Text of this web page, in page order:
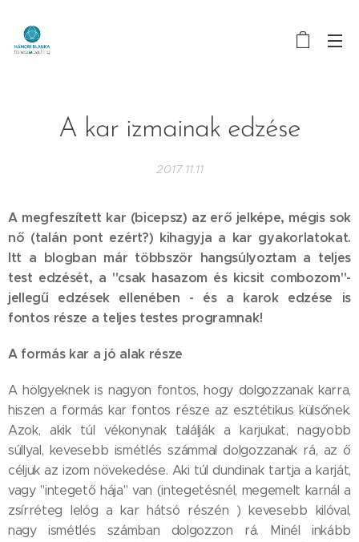
A kar izmainak edzése
2017.11.11
A megfeszített kar (bicepsz) az erő jelképe, mégis sok
nő (talán pont ezért?) kihagyja a kar gyakorlatokat.
Itt a blogban már többször hangsúlyoztam a teljes
test edzését, a "csak hasazom és kicsit combozom"-
jellegű edzések ellenében - és a karok edzése is
fontos része a teljes testes programnak!
A formás kar a jó alak része
A hölgyeknek is nagyon fontos, hogy dolgozzanak karra,
hiszen a formás kar fontos része az esztétikus külsőnek.
Azok, akik túl vékonynak találják a karjukat, nagyobb
súllyal, kevesebb ismétlés számmal dolgozzanak rá, az ő
céljuk az izom növekedése. Aki túl dundinak tartja a karját,
vagy "integető hája" van (integetésnél, megemelt karnál a
zsírréteg lelóg a kar hátsó részén ) kevesebb kilóval,
nagy ismétlés számban dolgozzon rá. Minél inkább